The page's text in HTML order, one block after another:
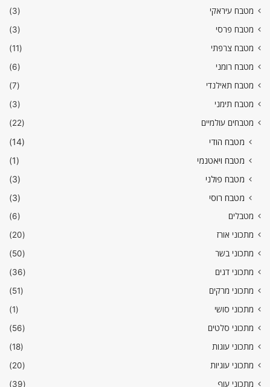
מטבח עיראקי
(3)
מטבח פרסי
(3)
מטבח צרפתי
(11)
מטבח רומני
(6)
מטבח תאילנדי
(7)
מטבח תימני
(3)
מטבחים עולמיים
(22)
מטבח הודי
(14)
מטבח ויאטנמי
(1)
מטבח פולני
(3)
מטבח רוסי
(3)
מטבלים
(6)
מתכוני אורז
(20)
מתכוני בשר
(50)
מתכוני דגים
(36)
מתכוני מרקים
(51)
מתכוני סושי
(1)
מתכוני סלטים
(56)
מתכוני עוגות
(18)
מתכוני עוגיות
(20)
מתכוני עוף
(39)